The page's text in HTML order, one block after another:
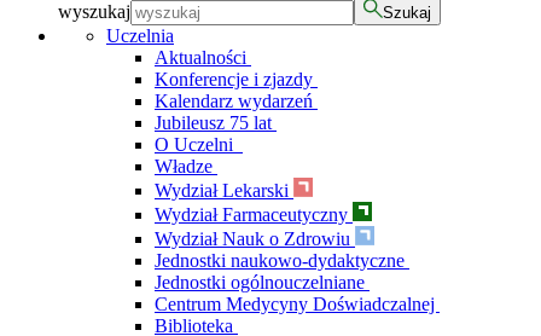
wyszukaj Szukaj
Uczelnia
Aktualności
Konferencje i zjazdy
Kalendarz wydarzeń
Jubileusz 75 lat
O Uczelni
Władze
Wydział Lekarski
Wydział Farmaceutyczny
Wydział Nauk o Zdrowiu
Jednostki naukowo-dydaktyczne
Jednostki ogólnouczelniane
Centrum Medycyny Doświadczalnej
Biblioteka